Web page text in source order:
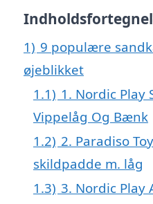
1) 9 populære
øjeblikket
1.1) 1. Nordic Play
Vippelåg Og Bænk
1.2) 2. Paradiso
skildpadde m. låg
1.3) 3. Nordic Play